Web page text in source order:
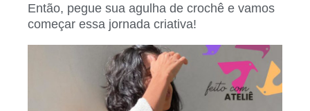
Então, pegue sua agulha de crochê e vamos
começar essa jornada criativa!